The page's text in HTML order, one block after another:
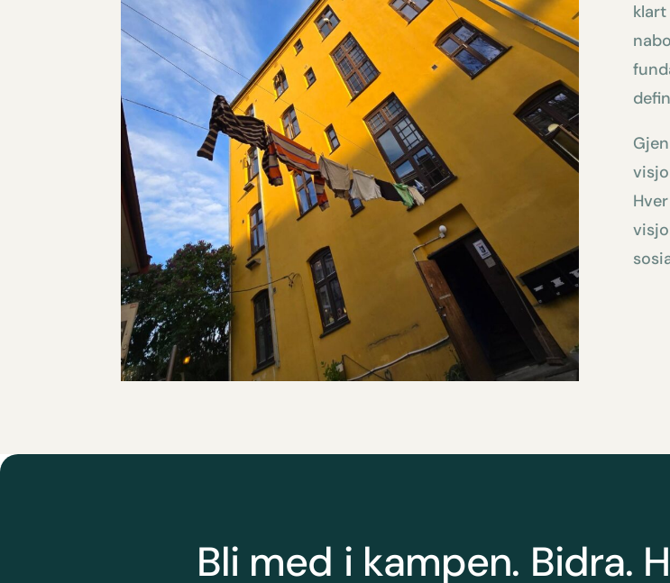
Bli med i kampen. Bidra.